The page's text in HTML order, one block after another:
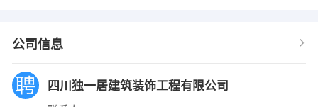
公司信息
四川独一居建筑装饰工程有限公司